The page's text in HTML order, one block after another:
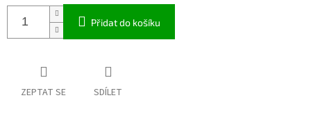
Přidat do košíku
ZEPTAT SE SDÍLET